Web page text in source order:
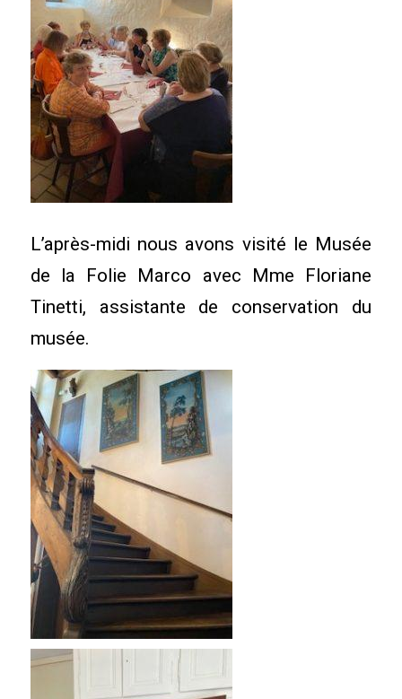
L’après-midi nous avons visité le Musée
de la Folie Marco avec Mme Floriane
Tinetti, assistante de conservation du
musée.